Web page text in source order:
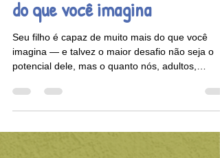
Escola Semeador
26 de jan.
1 min de leitura
Seu filho é capaz de muito mais
do que você imagina